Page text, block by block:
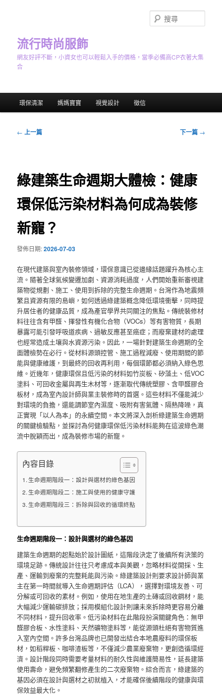
流行時尚服飾
網友好評不斷，小資女也可以輕鬆入手的價格，當季必備高CP衣著大集
合
尋
環保清潔 媽媽寶寶 視覺設計 徵信
文
← 上一篇 下一篇 →
綠建築生命週期大體檢：健康
環保低污染材料為何成為裝修
新寵？
發佈日期:2026-07-03
在現代建築與室內裝修領域，環保意識已從邊緣話題躍升為核心主
流。隨著全球氣候變遷加劇、資源消耗過度，人們開始重新審視建
築物從規劃、施工、使用到拆除的完整生命週期。台灣作為地震頻
繁且資源有限的島嶼，如何透過綠建築概念降低環境衝擊，同時提
升居住者的健康品質，成為產官學界共同關注的焦點。傳統裝修材
料往往含有甲醛、揮發性有機化合物（VOCs）等有害物質，長期
暴露可能引發呼吸道疾病、過敏反應甚至癌症；而廢棄建材的處理
也經常造成土壤與水資源污染。因此，一場針對建築生命週期的全
面體檢勢在必行。從材料源頭控管、施工過程減廢、使用期間的節
能與健康維護，到最終的回收再利用，每個環節都必須納入綠色思
維。近幾年，健康環保且低污染的材料如竹炭板、矽藻土、低VOC
塗料、可回收金屬與再生木材等，逐漸取代傳統塑膠、含甲醛膠合
板材，成為室內設計師與業主裝修時的首選。這些材料不僅能減少
對環境的負擔，還能調節室內濕度、吸附有害氣體、隔熱降噪，真
正實現「以人為本」的永續空間。本文將深入剖析綠建築生命週期
的關鍵檢驗點，並探討為何健康環保低污染材料能夠在這波綠色潮
流中脫穎而出，成為裝修市場的新寵。
內容目錄
生命週期階段一：設計與選材的綠色基因
生命週期階段二：施工與使用的健康守護
生命週期階段三：拆除與回收的循環終點
生命週期階段一：設計與選材的綠色基因
建築生命週期的起點始於設計圖紙，這階段決定了後續所有決策的
環境足跡。傳統設計往往只考慮成本與美觀，忽略材料從開採、生
產、運輸到廢棄的完整耗能與污染。綠建築設計則要求設計師與業
主在第一時間就導入生命週期評估（LCA），選擇對環境友善、可
分解或可回收的素材。例如，使用在地生產的土磚或回收鋼材，能
大幅減少運輸碳排放；採用模組化設計則讓未來拆除時更容易分離
不同材料，提升回收率。低污染材料在此階段扮演關鍵角色：無甲
醛膠合板、水性塗料、天然礦物塗料等，能從源頭杜絕有害物質進
入室內空間。許多台灣品牌也已開發出結合本地農廢料的環保板
材，如稻稈板、咖啡渣板等，不僅減少農業廢棄物，更創造循環經
濟。設計階段同時需要考量材料的耐久性與維護簡易性，延長建築
使用壽命，避免頻繁翻修產生的二次廢棄物。綜合而言，綠建築的
基因必須在設計與選材之初就植入，才能確保後續階段的健康與環
保效益最大化。